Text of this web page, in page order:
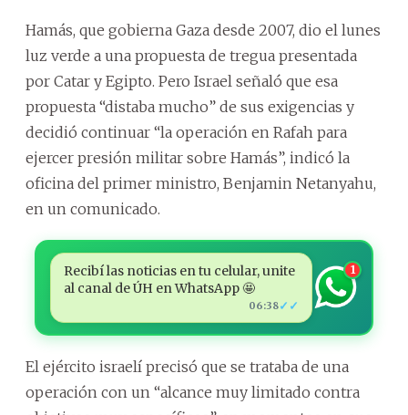
Hamás, que gobierna Gaza desde 2007, dio el lunes
luz verde a una propuesta de tregua presentada
por Catar y Egipto. Pero Israel señaló que esa
propuesta “distaba mucho” de sus exigencias y
decidió continuar “la operación en Rafah para
ejercer presión militar sobre Hamás”, indicó la
oficina del primer ministro, Benjamin Netanyahu,
en un comunicado.
Recibí las noticias en tu celular, unite
al canal de ÚH en WhatsApp 🤩
06:38✓✓
1
El ejército israelí precisó que se trataba de una
operación con un “alcance muy limitado contra